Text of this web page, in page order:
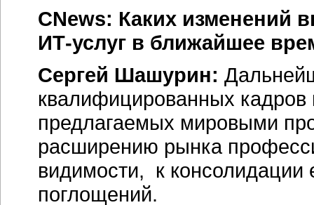
CNews: Каких изменений
ИТ-услуг в ближайшее
Сергей Шашурин:
квалифицированных кадров
предлагаемых мировыми
расширению рынка
видимости, к консолидации
поглощений.